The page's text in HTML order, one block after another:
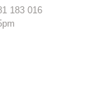
183 016